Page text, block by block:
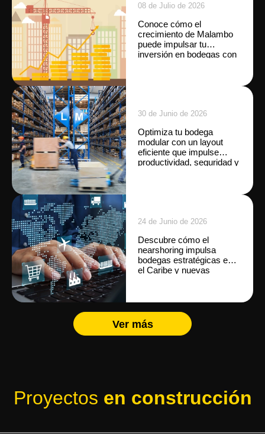
08 de Julio de 2026
Conoce cómo el
crecimiento de Malambo
puede impulsar tu
inversión en bodegas con
30 de Junio de 2026
Optimiza tu bodega
modular con un layout
eficiente que impulse
productividad, seguridad y
24 de Junio de 2026
Descubre cómo el
nearshoring impulsa
bodegas estratégicas en
el Caribe y nuevas
inversionistas.
Ver más
Proyectos en construcción